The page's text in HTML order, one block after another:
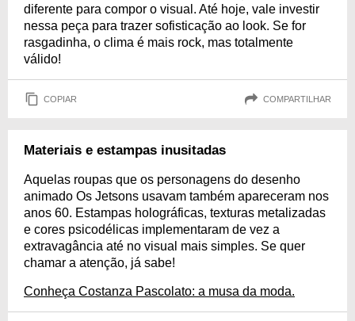
diferente para compor o visual. Até hoje, vale investir
nessa peça para trazer sofisticação ao look. Se for
rasgadinha, o clima é mais rock, mas totalmente
válido!
COPIAR COMPARTILHAR
Materiais e estampas inusitadas
Aquelas roupas que os personagens do desenho
animado Os Jetsons usavam também apareceram nos
anos 60. Estampas holográficas, texturas metalizadas
e cores psicodélicas implementaram de vez a
extravagância até no visual mais simples. Se quer
chamar a atenção, já sabe!
Conheça Costanza Pascolato: a musa da moda.